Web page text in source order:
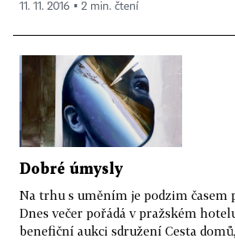
11. 11. 2016 ▪ 2 min. čtení
Dobré úmysly
Na trhu s uměním je podzim časem
Dnes večer pořádá v pražském
benefiční aukci sdružení Cesta